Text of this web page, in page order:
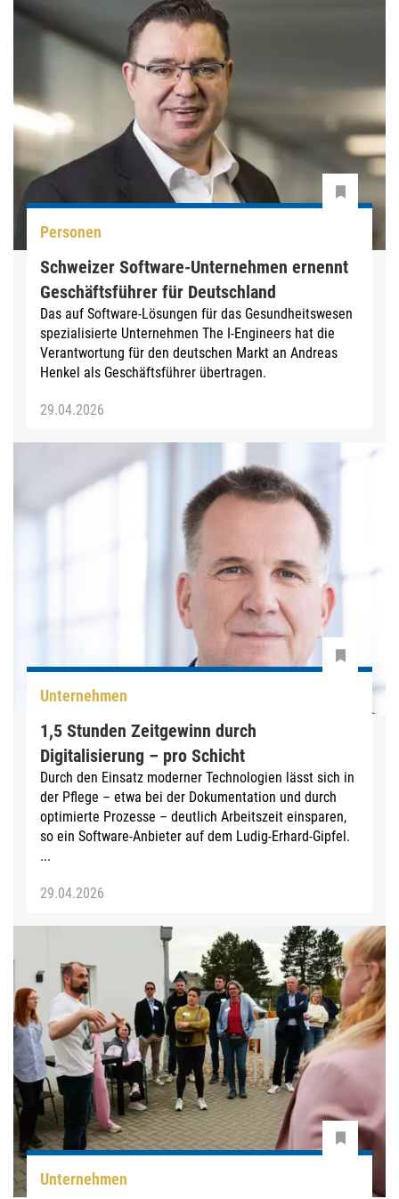
Personen
Schweizer Software-Unternehmen ernennt
Geschäftsführer für Deutschland
Das auf Software-Lösungen für das Gesundheitswesen
spezialisierte Unternehmen The I-Engineers hat die
Verantwortung für den deutschen Markt an Andreas
Henkel als Geschäftsführer übertragen.
29.04.2026
Unternehmen
1,5 Stunden Zeitgewinn durch
Digitalisierung – pro Schicht
Durch den Einsatz moderner Technologien lässt sich in
der Pflege – etwa bei der Dokumentation und durch
optimierte Prozesse – deutlich Arbeitszeit einsparen,
so ein Software-Anbieter auf dem Ludig-Erhard-Gipfel.
...
29.04.2026
Unternehmen